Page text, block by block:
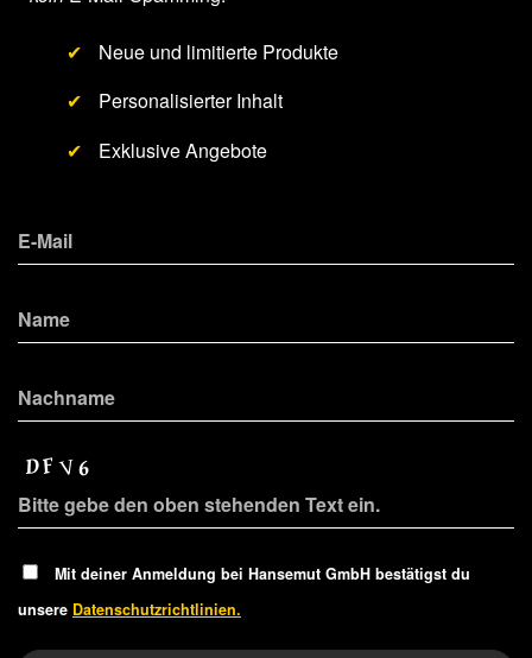
✔
Neue und limitierte Produkte
✔
Personalisierter Inhalt
✔
Exklusive Angebote
Mit deiner Anmeldung bei Hansemut GmbH bestätigst du
unsere Datenschutzrichtlinien.